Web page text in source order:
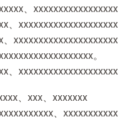
、
、
。
、
、xxx、xxxxxxx
、